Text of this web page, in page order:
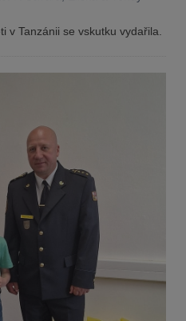
v Tanzánii se vskutku vydařila.